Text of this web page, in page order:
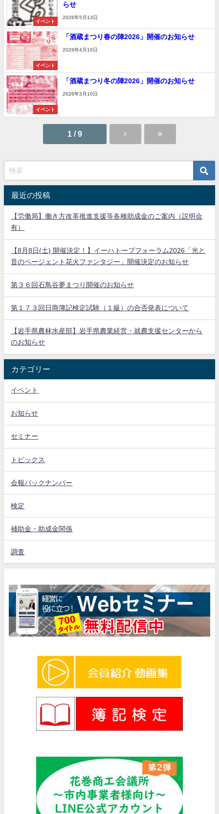
イベント
らせ
2026年5月13日
イベント
「酒蔵まつり春の陣2026」開催のお知らせ
2026年4月10日
イベント
「酒蔵まつり冬の陣2026」開催のお知らせ
2026年3月10日
1 / 9
最近の投稿
【労働局】働き方改革推進支援等各種助成金のご案内（説明会
有）
【8月8日(土) 開催決定！】イーハトーブフォーラム2026「光と
音のページェント花火ファンタジー」開催決定のお知らせ
第３６回石鳥谷夢まつり開催のお知らせ
第１７３回日商簿記検定試験（１級）の合否発表について
【岩手県農林水産部】岩手県農業経営・就農支援センターから
のお知らせ
カテゴリー
イベント
お知らせ
セミナー
トピックス
会報バックナンバー
検定
補助金・助成金関係
調査